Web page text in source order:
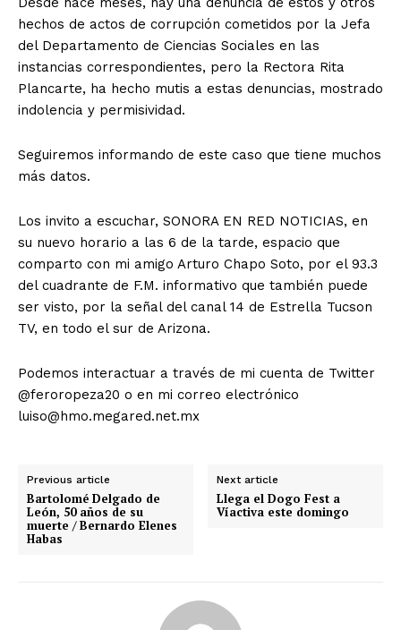
hechos de actos de corrupción cometidos por la Jefa
del Departamento de Ciencias Sociales en las
instancias correspondientes, pero la Rectora Rita
Plancarte, ha hecho mutis a estas denuncias, mostrado
indolencia y permisividad.
Seguiremos informando de este caso que tiene muchos
más datos.
Los invito a escuchar, SONORA EN RED NOTICIAS, en
su nuevo horario a las 6 de la tarde, espacio que
comparto con mi amigo Arturo Chapo Soto, por el 93.3
del cuadrante de F.M. informativo que también puede
ser visto, por la señal del canal 14 de Estrella Tucson
TV, en todo el sur de Arizona.
Podemos interactuar a través de mi cuenta de Twitter
@feroropeza20 o en mi correo electrónico
luiso@hmo.megared.net.mx
Previous article
Bartolomé Delgado de
León, 50 años de su
muerte / Bernardo Elenes
Habas
Next article
Llega el Dogo Fest a
Víactiva este domingo